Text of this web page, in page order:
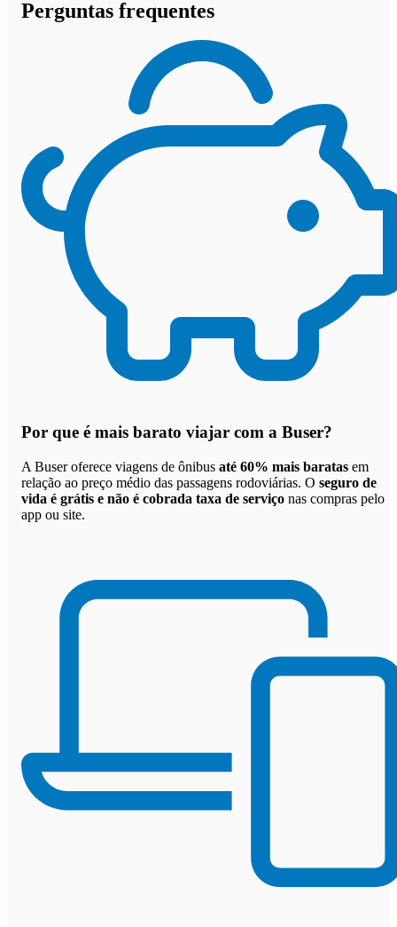
Perguntas frequentes
Por que é mais barato viajar com a Buser?
A Buser oferece viagens de ônibus até 60% mais baratas em
relação ao preço médio das passagens rodoviárias. O seguro de
vida é grátis e não é cobrada taxa de serviço nas compras pelo
app ou site.